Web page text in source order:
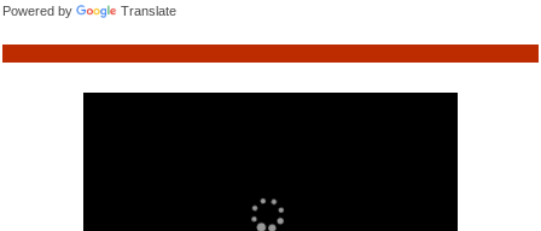
Powered by Translate